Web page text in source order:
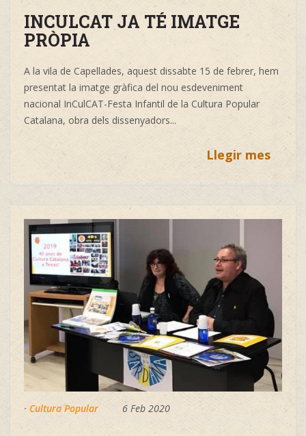
INCULCAT JA TÉ IMATGE
PRÒPIA
A la vila de Capellades, aquest dissabte 15 de febrer, hem
presentat la imatge gràfica del nou esdeveniment
nacional InCulCAT-Festa Infantil de la Cultura Popular
Catalana, obra dels dissenyadors...
Llegir mes
· Cultura Popular 6 Feb 2020